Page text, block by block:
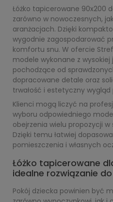
Łóżko tapicerowane 90x200
zarówno w nowoczesnych,
aranżacjach. Dzięki
wygodnie zagospodarować
komfortu snu. W ofercie
modele wykonane z wysokiej
pochodzące od
dopracowane detale oraz
trwałość i estetyczny wygląd
Klienci mogą liczyć na
wyboru odpowiedniego
obejrzenia wielu propozycji
Dzięki temu łatwiej
pomieszczenia i własnych
Łóżko tapicerowane
idealne rozwiązanie
Pokój dziecka powinien być